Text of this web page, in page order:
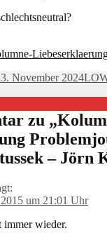
November 2024
zu
– Jörn
um 21:01 Uhr
immer wieder.